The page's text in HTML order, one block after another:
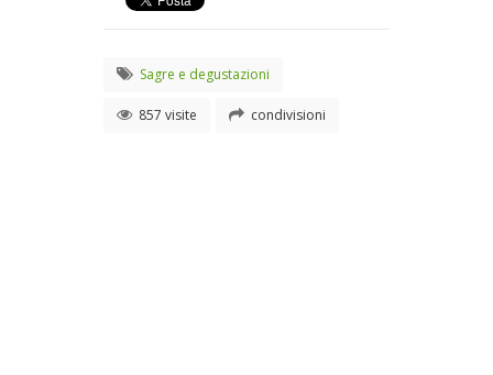
Sagre e degustazioni
857 visite condivisioni